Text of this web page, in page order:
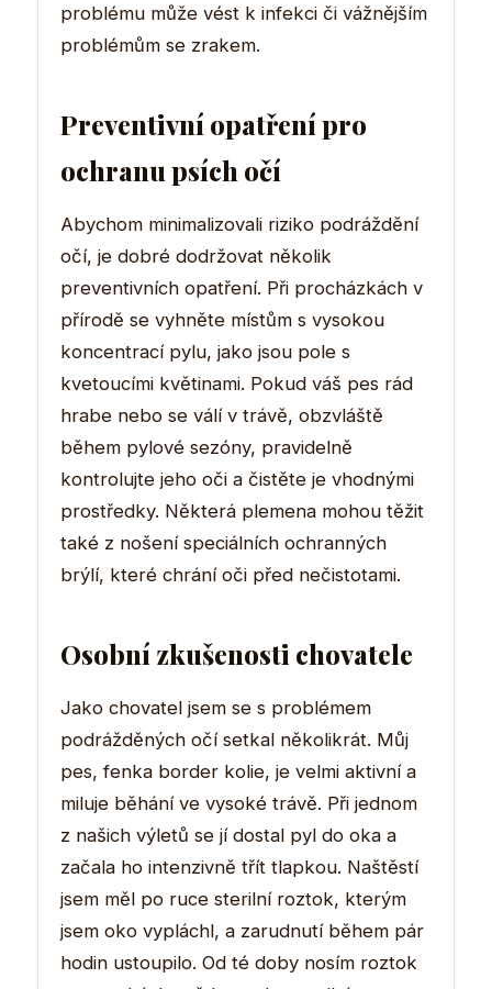
problému může vést k infekci či vážnějším
problémům se zrakem.
Preventivní opatření pro
ochranu psích očí
Abychom minimalizovali riziko podráždění
očí, je dobré dodržovat několik
preventivních opatření. Při procházkách v
přírodě se vyhněte místům s vysokou
koncentrací pylu, jako jsou pole s
kvetoucími květinami. Pokud váš pes rád
hrabe nebo se válí v trávě, obzvláště
během pylové sezóny, pravidelně
kontrolujte jeho oči a čistěte je vhodnými
prostředky. Některá plemena mohou těžit
také z nošení speciálních ochranných
brýlí, které chrání oči před nečistotami.
Osobní zkušenosti chovatele
Jako chovatel jsem se s problémem
podrážděných očí setkal několikrát. Můj
pes, fenka border kolie, je velmi aktivní a
miluje běhání ve vysoké trávě. Při jednom
z našich výletů se jí dostal pyl do oka a
začala ho intenzivně třít tlapkou. Naštěstí
jsem měl po ruce sterilní roztok, kterým
jsem oko vypláchl, a zarudnutí během pár
hodin ustoupilo. Od té doby nosím roztok